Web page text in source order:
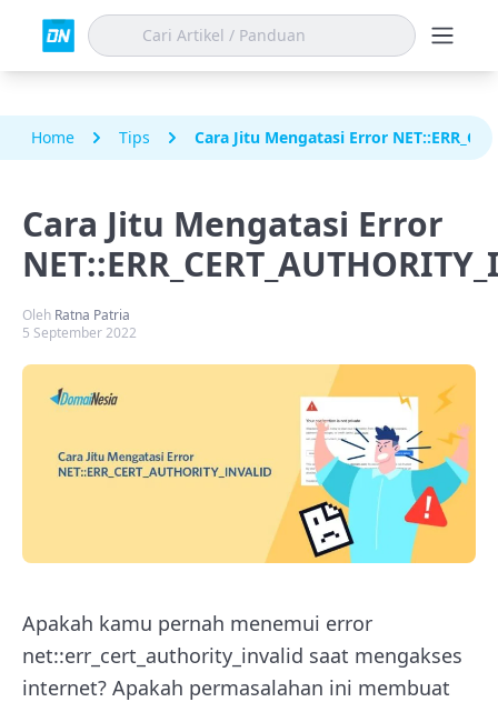
Home Tips Cara Jitu Mengatasi Error
Cara Jitu Mengatasi Error
Oleh Ratna Patria
5 September 2022
Apakah kamu pernah menemui error
net::err_cert_authority_invalid saat mengakses
internet? Apakah permasalahan ini membuat